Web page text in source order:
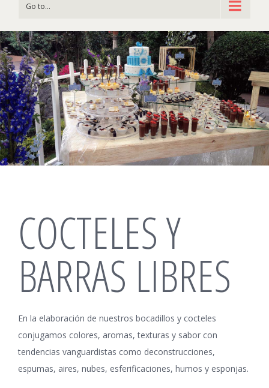
Go to...
COCTELES Y
BARRAS LIBRES
En la elaboración de nuestros bocadillos y cocteles
conjugamos colores, aromas, texturas y sabor con
tendencias vanguardistas como deconstrucciones,
espumas, aires, nubes, esferificaciones, humos y esponjas.